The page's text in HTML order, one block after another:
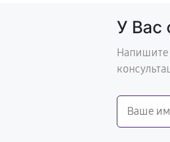
У Вас
Напишите